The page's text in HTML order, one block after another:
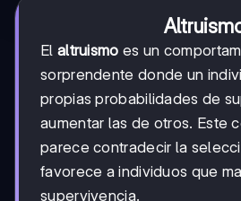
El altruismo es un
sorprendente donde un
propias probabilidades de
aumentar las de otros. Este
parece contradecir la
favorece a individuos que
supervivencia.